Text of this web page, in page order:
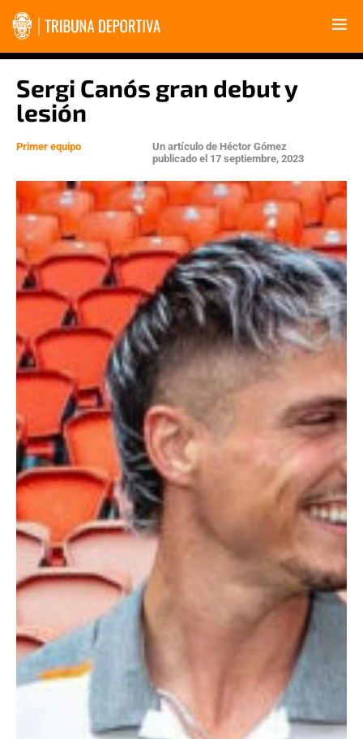
Sergi Canós gran debut y
lesión
Primer equipo Un artículo de Héctor Gómez
publicado el 17 septiembre, 2023